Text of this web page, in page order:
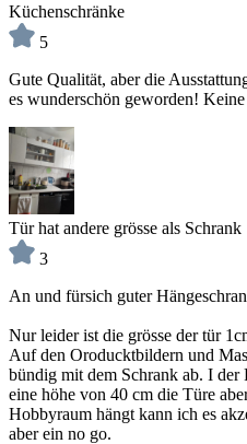
Küchenschränke
5
Gute Qualität, aber die
es wunderschön geworden!
Tür hat andere grösse als Schrank
3
An und fürsich guter
Nur leider ist die grösse der tür
Auf den Oroducktbildern und
bündig mit dem Schrank ab. I
eine höhe von 40 cm die Türe
Hobbyraum hängt kann ich es
aber ein no go.